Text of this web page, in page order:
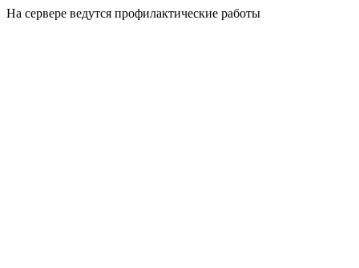
На сервере ведутся профилактические работы